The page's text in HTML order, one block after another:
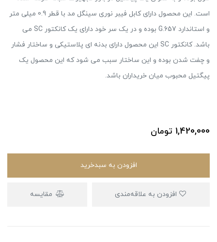
است. این محصول دارای کابل فیبر نوری سینگل مد با قطر 0.9 میلی متر
و استاندارد G.657 بوده و در یک سر خود دارای یک کانکتور SC می
باشد. کانکتور SC این محصول دارای بدنه ای پلاستیکی و ساختار فشار
و چفت شدن بوده و این ساختار سبب می شود که این محصول یک
پیگتیل محبوب میان خریداران باشد.
1,420,000 تومان
افزودن به سبدخرید
مقایسه